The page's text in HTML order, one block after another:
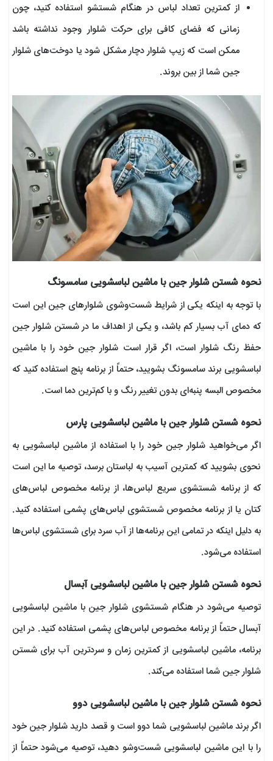
از کمترین تعداد لباس در هنگام شستشو استفاده کنید، چون
زمانی که فضای کافی برای حرکت شلوار وجود نداشته باشد
ممکن است که زیپ شلوار دچار مشکل شود یا دوخت‌های شلوار
جین شما از بین بروند.
نحوه شستن شلوار جین با ماشین لباسشویی سامسونگ
با توجه به اینکه یکی از شرایط شست‌وشوی شلوار‌های جین این است
که دمای آب بسیار کم باشد، و یکی از اهداف ما در شستن شلوار جین
حفظ رنگ شلوار است، اگر قرار است شلوار جین خود را با ماشین
لباسشویی برند سامسونگ بشویید، حتماً از برنامه پنج استفاده کنید که
مخصوص البسه پنبه‌ای بدون تغییر رنگ و با کم‌ترین دما است.
نحوه شستن شلوار جین با ماشین لباسشویی پارس
اگر می‌خواهید شلوار جین خود را با استفاده از ماشین لباسشویی به
نحوی بشویید که کمترین آسیب به لباستان برسد، توصیه ما این است
که از برنامه شستشوی سریع لباس‌ها، از برنامه مخصوص لباس‌های
کتان یا از برنامه مخصوص شستشوی لباس‌های پشمی استفاده کنید.
به دلیل اینکه در تمامی این برنامه‌ها از آب سرد برای شستشوی لباس‌ها
استفاده می‌شود.
نحوه‌ شستن شلوار جین با ماشین لباسشویی آبسال
توصیه می‌شود در هنگام شستشوی شلوار جین با ماشین لباسشویی
آبسال حتماً از برنامه مخصوص لباس‌های پشمی استفاده کنید. در این
برنامه، ماشین لباسشویی از کمترین زمان و سردترین آب برای شستن
شلوار جین شما استفاده می‌کند.
نحوه شستن شلوار جین با ماشین لباسشویی دوو
اگر برند ماشین لباسشویی شما دوو است و قصد دارید شلوار جین خود
را با این ماشین لباسشویی شست‌وشو دهید، توصیه می‌شود حتماً از